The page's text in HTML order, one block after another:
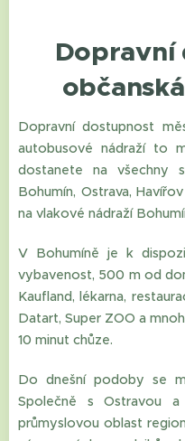
Dopravní
Dopravní dostupnost
autobusové nádraží to
dostanete na všechny
Bohumín, Ostrava,
na vlakové nádraží
V Bohumíně je k
vybavenost, 500 m od
Kaufland, lékarna,
Datart, Super ZOO a
10 minut chůze.
Do dnešní podoby se
Společně s Ostravou
průmyslovou oblast